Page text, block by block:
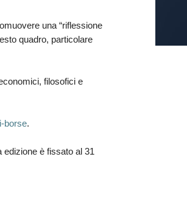
una “riflessione
quadro, particolare
filosofici e
borse.
edizione è fissato al 31